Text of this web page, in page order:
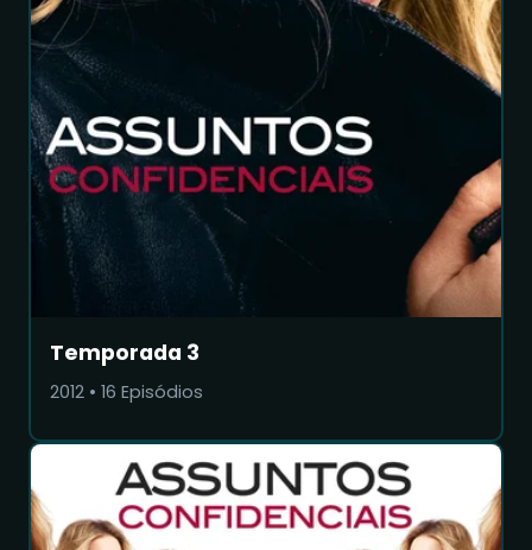
Temporada 3
2012 • 16 Episódios